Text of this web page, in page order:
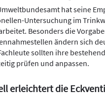
hat seine
Untersuchung im
Besonders die
ändern sich
sollten ihre
prüfen und anpassen.
erleichtert die